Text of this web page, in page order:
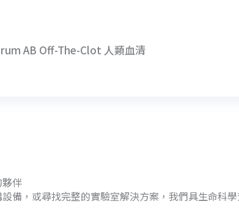
AB Off-The-Clot 人類血清
夥伴
備，或尋找完整的實驗室解決方案，我們具生命科